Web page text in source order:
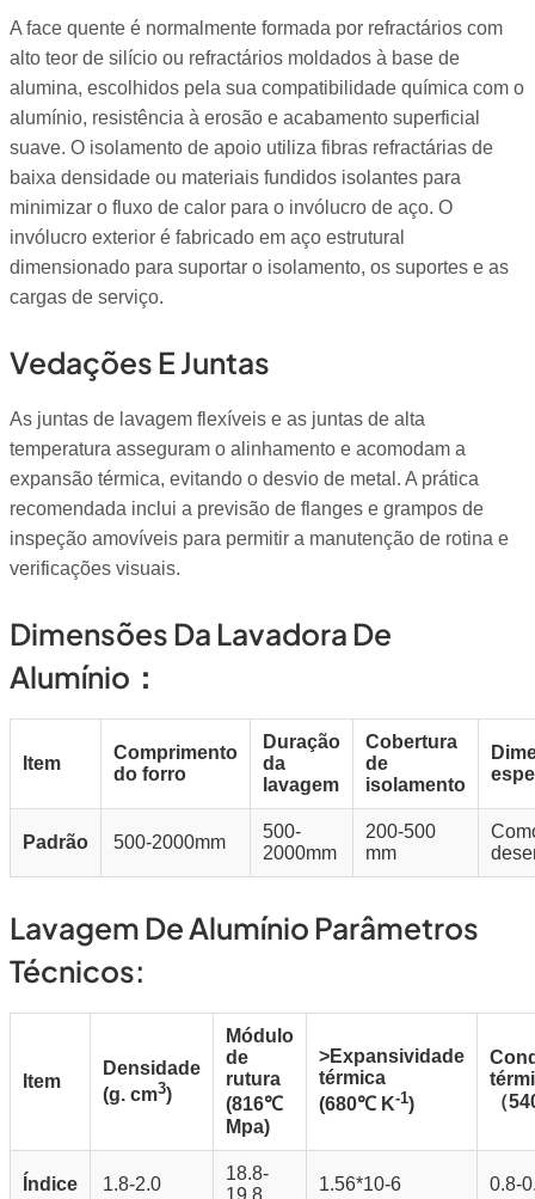
A face quente é normalmente formada por refractários com
alto teor de silício ou refractários moldados à base de
alumina, escolhidos pela sua compatibilidade química com o
alumínio, resistência à erosão e acabamento superficial
suave. O isolamento de apoio utiliza fibras refractárias de
baixa densidade ou materiais fundidos isolantes para
minimizar o fluxo de calor para o invólucro de aço. O
invólucro exterior é fabricado em aço estrutural
dimensionado para suportar o isolamento, os suportes e as
cargas de serviço.
Vedações E Juntas
As juntas de lavagem flexíveis e as juntas de alta
temperatura asseguram o alinhamento e acomodam a
expansão térmica, evitando o desvio de metal. A prática
recomendada inclui a previsão de flanges e grampos de
inspeção amovíveis para permitir a manutenção de rotina e
verificações visuais.
Dimensões Da Lavadora De
Alumínio：
Item
Comprimento
do forro
Duração
da
lavagem
Cobertura
de
isolamento
Padrão 500-2000mm
500-
2000mm
200-500
mm
Lavagem De Alumínio Parâmetros
Técnicos:
Item
Densidade
(g. cm3)
Módulo
de
rutura
(816℃
Mpa)
>Expansividade
térmica
(680℃ K-1)
（
Índice 1.8-2.0
18.8-
19.8
1.56*10-6 0.8-